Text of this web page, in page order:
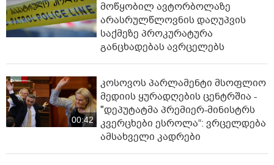
მოწყობილ ავტორბოლაზე
არასრულწლოვნის დაღუპვის
საქმეზე პროკურატურა
განცხადებას ავრცელებს
00:42
კოსოვოს პარლამენტი მსოფლიო
მედიის ყურადღების ცენტრშია -
"დეპუტატმა პრემიერ-მინისტრს
კვერცხები ესროლა“: ვრცელდება
ამსახველი კადრები